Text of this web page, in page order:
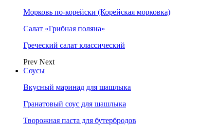
Морковь по-корейски (Корейская морковка)
Салат «Грибная поляна»
Греческий салат классический
Prev Next
Соусы
Вкусный маринад для шашлыка
Гранатовый соус для шашлыка
Творожная паста для бутербродов